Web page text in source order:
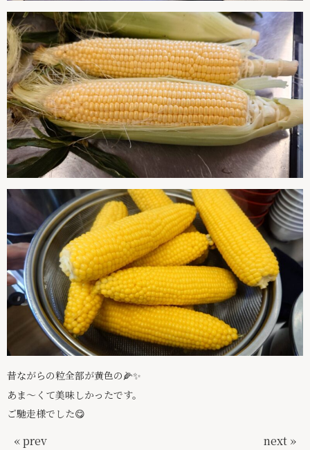
昔ながらの粒全部が黄色の🌽✨
あま〜くて美味しかったです。
ご馳走様でした😋
« prev next »